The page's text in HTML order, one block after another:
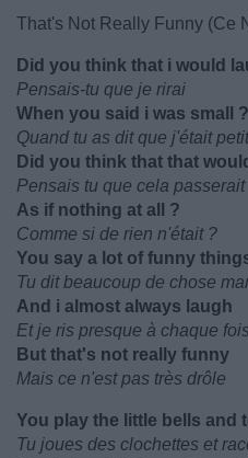
That's Not Really Funny (Ce
Did you think that i would
Pensais-tu que je rirai
When you said i was small ?
Quand tu as dit que j'était
Did you think that that
Pensais tu que cela passerait
As if nothing at all ?
Comme si de rien n'était ?
You say a lot of funny
Tu dit beaucoup de chose
And i almost always laugh
Et je ris presque à chaque
But that's not really funny
Mais ce n'est pas très drôle
You play the little bells and
Tu joues des clochettes et